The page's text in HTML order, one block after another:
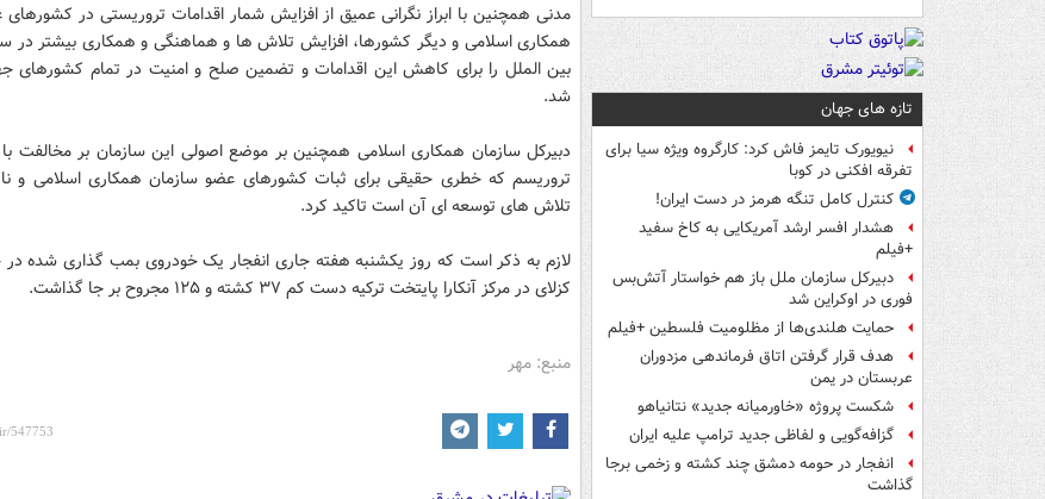
تازه های جهان
نیویورک تایمز فاش کرد: کارگروه ویژه سیا برای
تفرقه افکنی در کوبا
کنترل کامل تنگه هرمز در دست ایران!
هشدار افسر ارشد آمریکایی به کاخ سفید
+فیلم
دبیرکل سازمان ملل باز هم خواستار آتش‌بس
فوری در اوکراین شد
حمایت هلندی‌ها از مظلومیت فلسطین +فیلم
هدف قرار گرفتن اتاق‌ فرماندهی مزدوران
عربستان در یمن
شکست پروژه «خاورمیانه جدید» نتانیاهو
گزافه‌گویی و لفاظی جدید ترامپ علیه ایران
انفجار در حومه دمشق چند کشته و زخمی برجا
گذاشت
مدنی همچنین با ابراز نگرانی عمیق از افزایش شمار اقدامات تروریستی در
همکاری اسلامی و دیگر کشورها، افزایش تلاش ها و هماهنگی و همکاری بیشتر در
بین الملل را برای کاهش این اقدامات و تضمین صلح و امنیت در تمام کشورهای
شد.
دبیرکل سازمان همکاری اسلامی همچنین بر موضع اصولی این سازمان بر مخالفت
تروریسم که خطری حقیقی برای ثبات کشورهای عضو سازمان همکاری اسلامی و
تلاش های توسعه ای آن است تاکید کرد.
لازم به ذکر است که روز یکشنبه هفته جاری انفجار یک خودروی بمب گذاری شده در
کزلای در مرکز آنکارا پایتخت ترکیه دست کم ۳۷ کشته و ۱۲۵ مجروح بر جا گذاشت.
منبع: مهر